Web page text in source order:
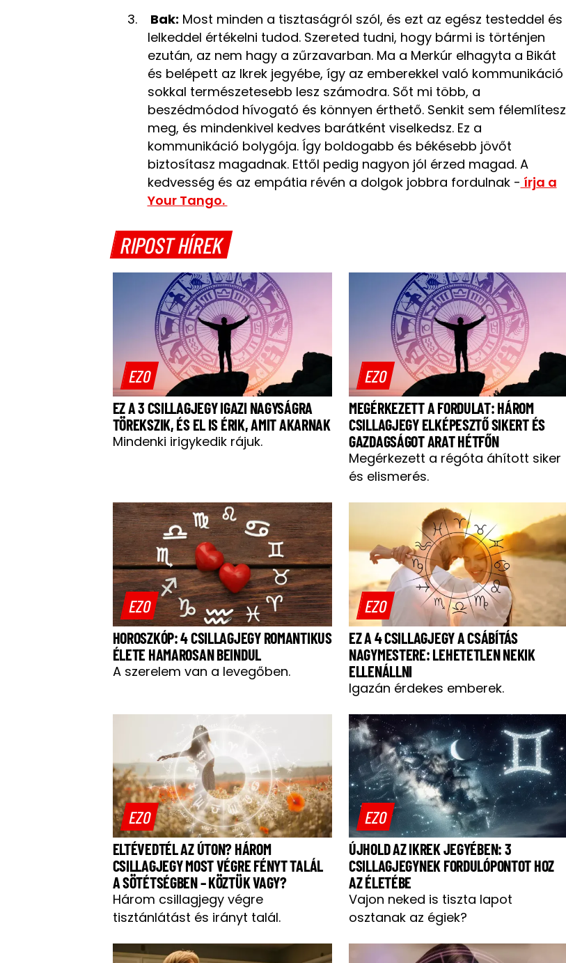
Bak: Most minden a tisztaságról szól, és ezt az egész testeddel és
lelkeddel értékelni tudod. Szereted tudni, hogy bármi is történjen
ezután, az nem hagy a zűrzavarban. Ma a Merkúr elhagyta a Bikát
és belépett az Ikrek jegyébe, így az emberekkel való kommunikáció
sokkal természetesebb lesz számodra. Sőt mi több, a
beszédmódod hívogató és könnyen érthető. Senkit sem félemlítesz
meg, és mindenkivel kedves barátként viselkedsz. Ez a
kommunikáció bolygója. Így boldogabb és békésebb jövőt
biztosítasz magadnak. Ettől pedig nagyon jól érzed magad. A
kedvesség és az empátia révén a dolgok jobbra fordulnak - írja a
Your Tango.
RIPOST HÍREK
EZO
EZ A 3 CSILLAGJEGY IGAZI NAGYSÁGRA
TÖREKSZIK, ÉS EL IS ÉRIK, AMIT AKARNAK
Mindenki irigykedik rájuk.
EZO
MEGÉRKEZETT A FORDULAT: HÁROM
CSILLAGJEGY ELKÉPESZTŐ SIKERT ÉS
GAZDAGSÁGOT ARAT HÉTFŐN
Megérkezett a régóta áhított siker
és elismerés.
EZO
HOROSZKÓP: 4 CSILLAGJEGY ROMANTIKUS
ÉLETE HAMAROSAN BEINDUL
A szerelem van a levegőben.
EZO
EZ A 4 CSILLAGJEGY A CSÁBÍTÁS
NAGYMESTERE: LEHETETLEN NEKIK
ELLENÁLLNI
Igazán érdekes emberek.
EZO
ELTÉVEDTÉL AZ ÚTON? HÁROM
CSILLAGJEGY MOST VÉGRE FÉNYT TALÁL
A SÖTÉTSÉGBEN – KÖZTÜK VAGY?
Három csillagjegy végre
tisztánlátást és irányt talál.
EZO
ÚJHOLD AZ IKREK JEGYÉBEN: 3
CSILLAGJEGYNEK FORDULÓPONTOT HOZ
AZ ÉLETÉBE
Vajon neked is tiszta lapot
osztanak az égiek?